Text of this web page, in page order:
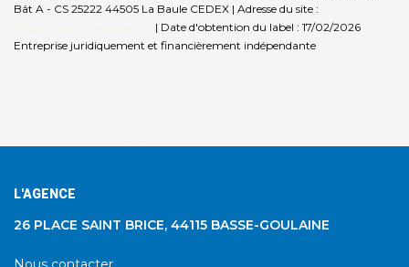
Bât A - CS 25222 44505 La Baule CEDEX | Adresse du site :
| Date d'obtention du label : 17/02/2026
Entreprise juridiquement et financièrement indépendante
L'AGENCE
26 PLACE SAINT BRICE, 44115 BASSE-GOULAINE